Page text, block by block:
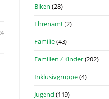
Biken (28)
Ehrenamt(2)
Familie(43)
Familien / Kinder(202)
Inklusivgruppe(4)
Jugend (119)